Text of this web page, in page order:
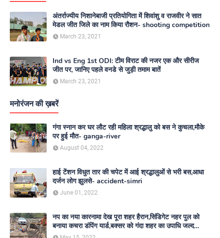
अंतर्राज्यीय निशानेबाजी प्रतियोगिता में शिवांशु व राजवीर ने सात
मेडल जीत जिले का नाम किया रौशन- shooting competition
March 23, 2021
Ind vs Eng 1st ODI: टीम विराट की नजर एक और सीरीज
जीत पर, जानिए पहले वनडे से जुड़ी तमाम बातें
March 23, 2021
मनोरंजन की ख़बरें
गंगा स्नान कर घर लौट रही महिला श्रद्धालु को बस ने कुचला,मौके
पर हुई मौत- ganga-river
August 04, 2022
हाई टेंशन विधुत तार की चपेट में आई श्रद्धालुओं से भरी बस,आधा
दर्जन लोग झुलसे- accident-simri
June 01, 2022
नप का नया कारनामा देख पूरा शहर हैरान,सिंडिगेट नहर पुल को
बनाया कचरा डंपिंग यार्ड,बक्सर को गंदा शहर का उपाधि जल्द
दिलाएगा नगर परिषद- nagar-parishad